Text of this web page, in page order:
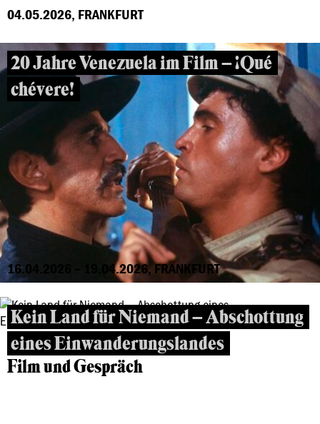
04.05.2026, FRANKFURT
20 Jahre Venezuela im Film – ¡Qué
chévere!
16.04.2026 – 19.04.2026, FRANKFURT
Kein Land für Niemand – Abschottung
eines Einwanderungslandes
Film und Gespräch